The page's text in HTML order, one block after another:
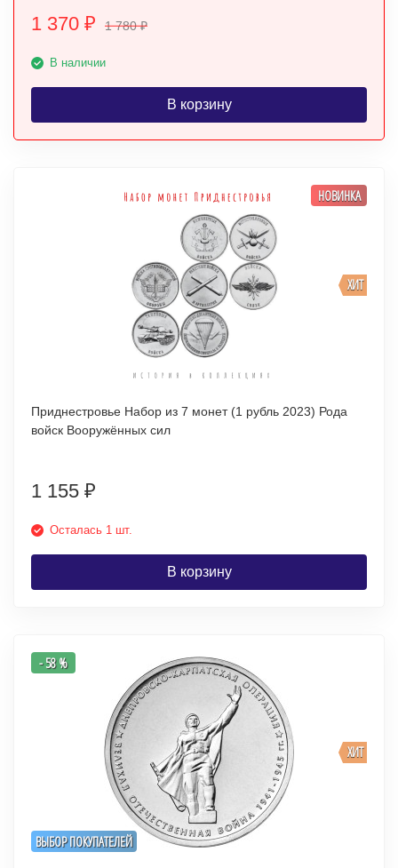
1 370 ₽ 1 780₽
В наличии
В корзину
ХИТ
НОВИНКА
Приднестровье Набор из 7 монет (1 рубль 2023) Рода
войск Вооружённых сил
1 155 ₽
Осталась 1 шт.
В корзину
ВЫБОР ПОКУПАТЕЛЕЙ
ХИТ
- 58 %